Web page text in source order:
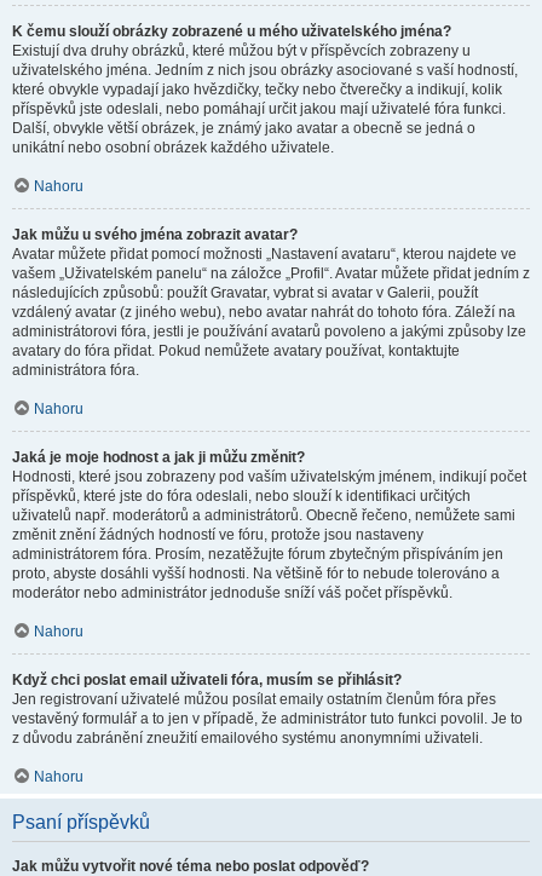
K čemu slouží obrázky zobrazené u mého uživatelského jména?
Existují dva druhy obrázků, které můžou být v příspěvcích zobrazeny u
uživatelského jména. Jedním z nich jsou obrázky asociované s vaší hodností,
které obvykle vypadají jako hvězdičky, tečky nebo čtverečky a indikují, kolik
příspěvků jste odeslali, nebo pomáhají určit jakou mají uživatelé fóra funkci.
Další, obvykle větší obrázek, je známý jako avatar a obecně se jedná o
unikátní nebo osobní obrázek každého uživatele.
Nahoru
Jak můžu u svého jména zobrazit avatar?
Avatar můžete přidat pomocí možnosti „Nastavení avataru“, kterou najdete ve
vašem „Uživatelském panelu“ na záložce „Profil“. Avatar můžete přidat jedním z
následujících způsobů: použít Gravatar, vybrat si avatar v Galerii, použít
vzdálený avatar (z jiného webu), nebo avatar nahrát do tohoto fóra. Záleží na
administrátorovi fóra, jestli je používání avatarů povoleno a jakými způsoby lze
avatary do fóra přidat. Pokud nemůžete avatary používat, kontaktujte
administrátora fóra.
Nahoru
Jaká je moje hodnost a jak ji můžu změnit?
Hodnosti, které jsou zobrazeny pod vaším uživatelským jménem, indikují počet
příspěvků, které jste do fóra odeslali, nebo slouží k identifikaci určitých
uživatelů např. moderátorů a administrátorů. Obecně řečeno, nemůžete sami
změnit znění žádných hodností ve fóru, protože jsou nastaveny
administrátorem fóra. Prosím, nezatěžujte fórum zbytečným přispíváním jen
proto, abyste dosáhli vyšší hodnosti. Na většině fór to nebude tolerováno a
moderátor nebo administrátor jednoduše sníží váš počet příspěvků.
Nahoru
Když chci poslat email uživateli fóra, musím se přihlásit?
Jen registrovaní uživatelé můžou posílat emaily ostatním členům fóra přes
vestavěný formulář a to jen v případě, že administrátor tuto funkci povolil. Je to
z důvodu zabránění zneužití emailového systému anonymními uživateli.
Nahoru
Psaní příspěvků
Jak můžu vytvořit nové téma nebo poslat odpověď?